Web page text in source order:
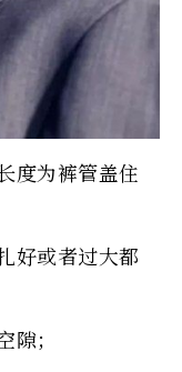
度为裤管盖住
好或者过大都
；